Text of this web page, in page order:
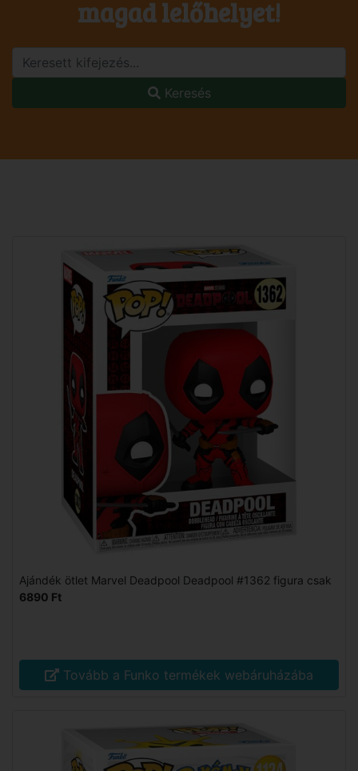
magad lelőhelyet!
Keresés
Ajándék ötlet Marvel Deadpool Deadpool #1362 figura csak
6890 Ft
Tovább a Funko termékek webáruházába